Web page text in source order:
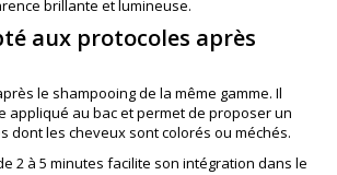
brillante et lumineuse.
aux protocoles après
le shampooing de la même gamme. Il
appliqué au bac et permet de proposer un
dont les cheveux sont colorés ou méchés.
2 à 5 minutes facilite son intégration dans le